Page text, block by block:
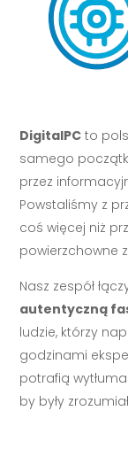
DigitalPC to
samego
przez
Powstaliśmy z
coś więcej niż
powierzchowne
Nasz zespół
autentyczną
ludzie, którzy
godzinami
potrafią
by były